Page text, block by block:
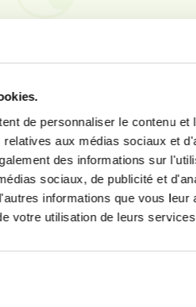
de personnaliser le contenu et
aux médias sociaux et
des informations sur
sociaux, de publicité et
informations que vous leur
votre utilisation de leurs